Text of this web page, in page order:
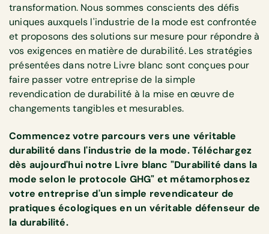
transformation. Nous sommes conscients des défis
uniques auxquels l'industrie de la mode est confrontée
et proposons des solutions sur mesure pour répondre à
vos exigences en matière de durabilité. Les stratégies
présentées dans notre Livre blanc sont conçues pour
faire passer votre entreprise de la simple
revendication de durabilité à la mise en œuvre de
changements tangibles et mesurables.
Commencez votre parcours vers une véritable
durabilité dans l'industrie de la mode. Téléchargez
dès aujourd'hui notre Livre blanc "Durabilité dans la
mode selon le protocole GHG" et métamorphosez
votre entreprise d'un simple revendicateur de
pratiques écologiques en un véritable défenseur de
la durabilité.